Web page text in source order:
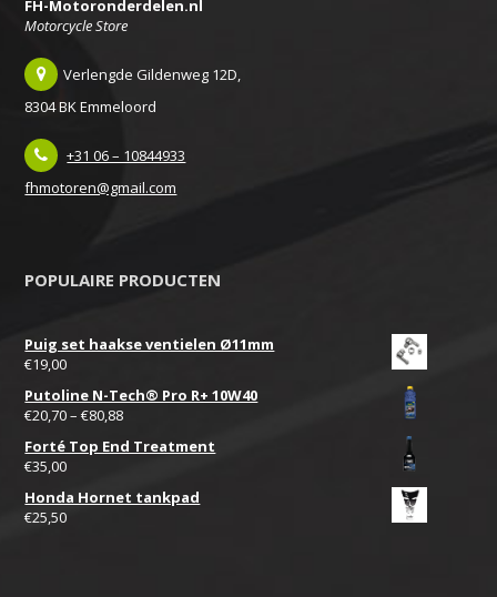
FH-Motoronderdelen.nl
Motorcycle Store
Verlengde Gildenweg 12D,
8304 BK Emmeloord
+31 06 – 10844933
fhmotoren@gmail.com
POPULAIRE PRODUCTEN
Puig set haakse ventielen Ø11mm
€19,00
Putoline N-Tech® Pro R+ 10W40
€20,70–€80,88
Forté Top End Treatment
€35,00
Honda Hornet tankpad
€25,50